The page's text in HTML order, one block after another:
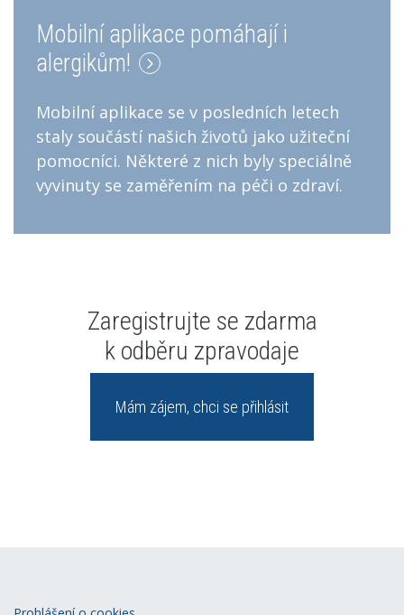
Mobilní aplikace pomáhají i
alergikům!
Mobilní aplikace se v posledních letech
staly součástí našich životů jako užiteční
pomocníci. Některé z nich byly speciálně
vyvinuty se zaměřením na péči o zdraví.
Zaregistrujte se zdarma
k odběru zpravodaje
Mám zájem, chci se přihlásit